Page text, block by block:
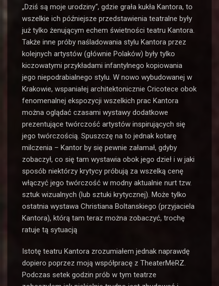
„Dziś są moje urodziny“, gdzie grała kukła Kantora, to
wszelkie ich późniejsze przedstawienia teatralne były
już tylko żenującym echem świetności teatru Kantora.
Także inne próby naśladowania stylu Kantora przez
kolejnych artystów (głównie Polaków) były tylko
kiczowatymi przykładami infantylnego kopiowania
jego niepodrabialnego stylu. W nowo wybudowanej w
Krakowie, wspaniałej architektonicznie Cricotece obok
fenomenalnej ekspozycji wszelkich prac Kantora
można oglądać czasami wystawy dodatkowe
prezentujące twórczość artystów inspirujących się
jego twórczością. Spuszczę na to jednak kotarę
milczenia – Kantor by się pewnie załamał, gdyby
zobaczył, co się tam wystawia obok jego dzieł i w jaki
sposób niektórzy krytycy próbują za wszelką cenę
włączyć jego twórczość w modny aktualnie nurt tzw.
sztuk wizualnych (lub sztuki krytycznej). Może tylko
ostatnia wystawa Christiana Boltanskiego (przyjaciela
Kantora), którą tam teraz można zobaczyć, trochę
ratuje tą sytuacją
Istotę teatru Kantora zrozumiałem jednak naprawdę
dopiero poprzez moją współpracę z TheaterMëRZ.
Podczas setek godzin prób w tym teatrze